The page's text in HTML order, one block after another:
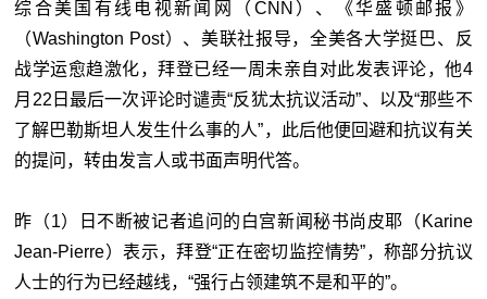
综合美国有线电视新闻网（CNN）、《华盛顿邮报》
（Washington Post）、美联社报导，全美各大学挺巴、反
战学运愈趋激化，拜登已经一周未亲自对此发表评论，他4
月22日最后一次评论时谴责“反犹太抗议活动”、以及“那些不
了解巴勒斯坦人发生什么事的人”，此后他便回避和抗议有关
的提问，转由发言人或书面声明代答。
昨（1）日不断被记者追问的白宫新闻秘书尚皮耶（Karine
Jean-Pierre）表示，拜登“正在密切监控情势”，称部分抗议
人士的行为已经越线，“强行占领建筑不是和平的”。